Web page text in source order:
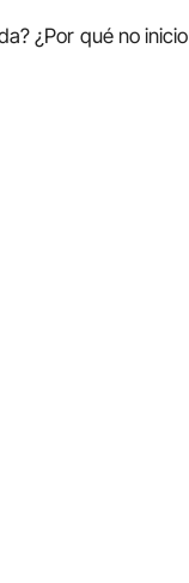
¿Por qué no inicio